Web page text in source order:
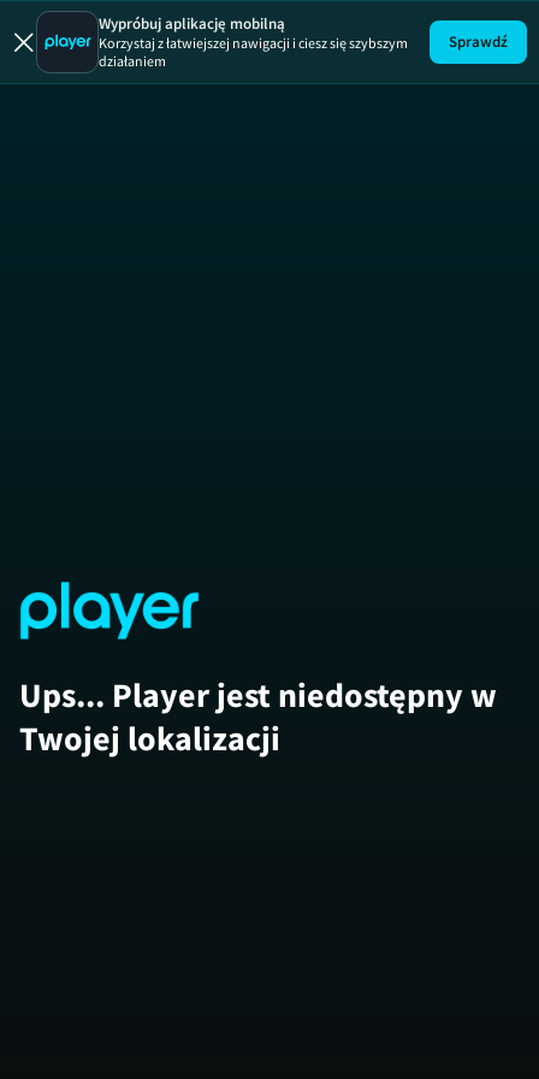
Wypróbuj aplikację mobilną
Korzystaj z łatwiejszej nawigacji i ciesz się szybszym
działaniem
Sprawdź
Ups... Player jest niedostępny w
Twojej lokalizacji